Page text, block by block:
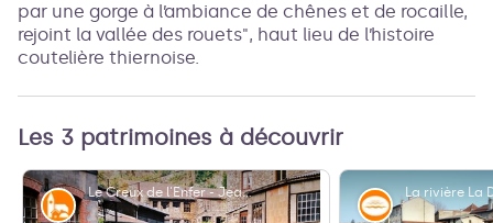
par une gorge à l’ambiance de chênes et de rocaille,
rejoint la vallée des rouets", haut lieu de l’histoire
coutelière thiernoise.
Les 3 patrimoines à découvrir
Le Creux de l'Enfer - Jean Pierre Ossorio
Histoire et Architecture Eaux et